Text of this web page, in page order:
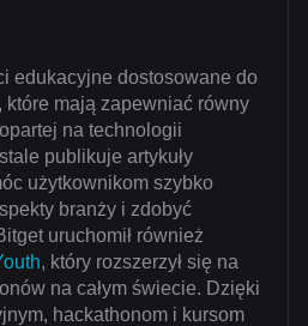
edukacyjne dostosowane do
które mają zapewniać równy
na technologii
publikuje artykuły
użytkownikom szybko
branży i zdobyć
uruchomił również
, który rozszerzył się na
na całym świecie. Dzięki
hackathonom i kursom